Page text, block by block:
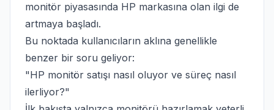
monitör piyasasında HP markasına olan ilgi de
artmaya başladı.
Bu noktada kullanıcıların aklına genellikle
benzer bir soru geliyor:
"HP monitör satışı nasıl oluyor ve süreç nasıl
ilerliyor?"